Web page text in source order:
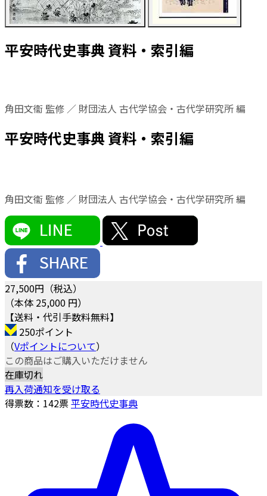
平安時代史事典 資料・索引編
角田文衞 監修 ／ 財団法人 古代学協会・古代学研究所 編
平安時代史事典 資料・索引編
角田文衞 監修 ／ 財団法人 古代学協会・古代学研究所 編
27,500円（税込）
（本体 25,000 円）
【送料・代引手数料無料】
250ポイント
（Vポイントについて）
この商品はご購入いただけません
在庫切れ
再入荷通知を受け取る
得票数： 142票平安時代史事典